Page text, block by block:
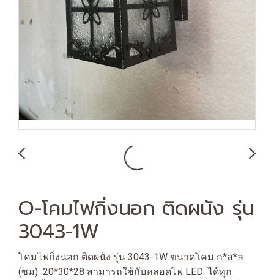
O-โคมไฟกิ่งนอก ติดผนัง รุ่น
3043-1W
โคมไฟกิ่งนอก ติดผนัง รุ่น 3043-1W ขนาดโคม ก*ส*ล
(ซม) 20*30*28 สามารถใช้กับหลอดไฟ LED ได้ทุก